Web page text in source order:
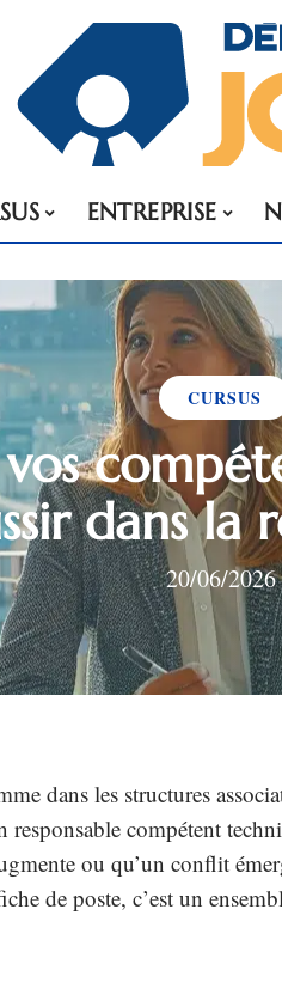
ENTREPRISE
CURSUS
dans la
20/06/2026
dans les structures
responsable compétent
ou qu’un conflit
de poste, c’est un